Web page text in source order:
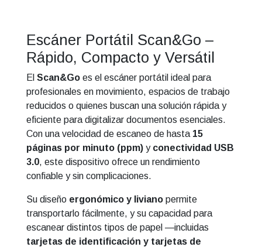
Escáner Portátil Scan&Go –
Rápido, Compacto y Versátil
El Scan&Goes el escáner portátil ideal para
profesionales en movimiento, espacios de trabajo
reducidos o quienes buscan una solución rápida y
eficiente para digitalizar documentos esenciales.
Con una velocidad de escaneo de hasta 15
páginas por minuto (ppm)y conectividad USB
3.0, este dispositivo ofrece un rendimiento
confiable y sin complicaciones.
Su diseño ergonómico y livianopermite
transportarlo fácilmente, y su capacidad para
escanear distintos tipos de papel —incluidas
tarjetas de identificación y tarjetas de